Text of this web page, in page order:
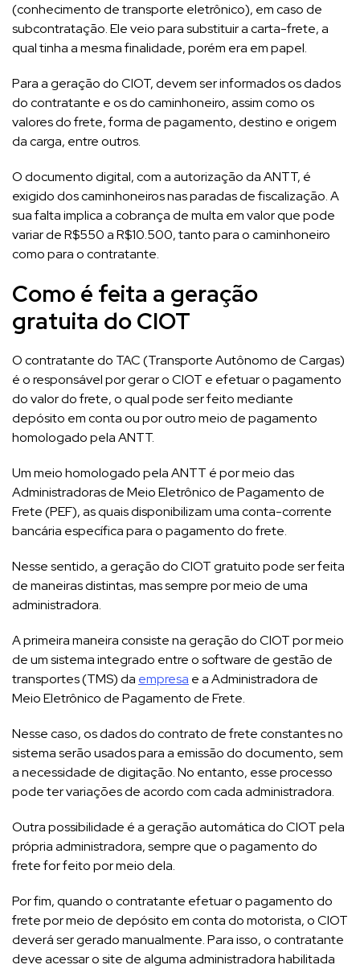
(conhecimento de transporte eletrônico), em caso de
subcontratação. Ele veio para substituir a carta-frete, a
qual tinha a mesma finalidade, porém era em papel.
Para a geração do CIOT, devem ser informados os dados
do contratante e os do caminhoneiro, assim como os
valores do frete, forma de pagamento, destino e origem
da carga, entre outros.
O documento digital, com a autorização da ANTT, é
exigido dos caminhoneiros nas paradas de fiscalização. A
sua falta implica a cobrança de multa em valor que pode
variar de R$550 a R$10.500, tanto para o caminhoneiro
como para o contratante.
Como é feita a geração
gratuita do CIOT
O contratante do TAC (Transporte Autônomo de Cargas)
é o responsável por gerar o CIOT e efetuar o pagamento
do valor do frete, o qual pode ser feito mediante
depósito em conta ou por outro meio de pagamento
homologado pela ANTT.
Um meio homologado pela ANTT é por meio das
Administradoras de Meio Eletrônico de Pagamento de
Frete (PEF), as quais disponibilizam uma conta-corrente
bancária específica para o pagamento do frete.
Nesse sentido, a geração do CIOT gratuito pode ser feita
de maneiras distintas, mas sempre por meio de uma
administradora.
A primeira maneira consiste na geração do CIOT por meio
de um sistema integrado entre o software de gestão de
transportes (TMS) da empresa e a Administradora de
Meio Eletrônico de Pagamento de Frete.
Nesse caso, os dados do contrato de frete constantes no
sistema serão usados para a emissão do documento, sem
a necessidade de digitação. No entanto, esse processo
pode ter variações de acordo com cada administradora.
Outra possibilidade é a geração automática do CIOT pela
própria administradora, sempre que o pagamento do
frete for feito por meio dela.
Por fim, quando o contratante efetuar o pagamento do
frete por meio de depósito em conta do motorista, o CIOT
deverá ser gerado manualmente. Para isso, o contratante
deve acessar o site de alguma administradora habilitada